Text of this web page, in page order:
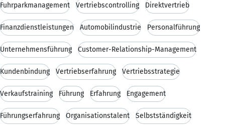
Fuhrparkmanagement Vertriebscontrolling Direktvertrieb
Finanzdienstleistungen Automobilindustrie Personalführung
Unternehmensführung Customer-Relationship-Management
Kundenbindung Vertriebserfahrung Vertriebsstrategie
Verkaufstraining Führung Erfahrung Engagement
Führungserfahrung Organisationstalent Selbstständigkeit